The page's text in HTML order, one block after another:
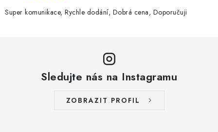
Super komunikace, Rychle dodání, Dobrá cena, Doporučuji
Sledujte nás na Instagramu
ZOBRAZIT PROFIL